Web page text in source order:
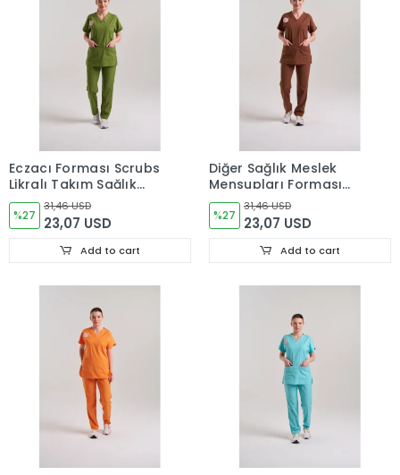
Eczacı Forması Scrubs
Likralı Takım Sağlık
Bakanlığı Uyumlu-
Grasshopper
%27
31,46 USD
23,07 USD
Add to cart
Diğer Sağlık Meslek
Mensupları Forması
Scrubs Likralı Takım
Sağlık Bakanlığı
Uyumlu-Friar Brown
%27
31,46 USD
23,07 USD
Add to cart